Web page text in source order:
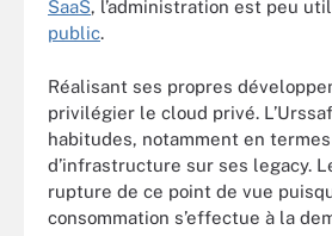
SaaS, l’administration est peu
public.
Réalisant ses propres
privilégier le cloud privé.
habitudes, notamment en
d’infrastructure sur ses legacy.
rupture de ce point de vue
consommation s’effectue à la